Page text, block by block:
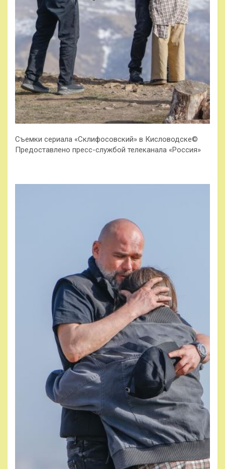
Съемки сериала «Склифосовский» в Кисловодске©
Предоставлено пресс-службой телеканала «Россия»